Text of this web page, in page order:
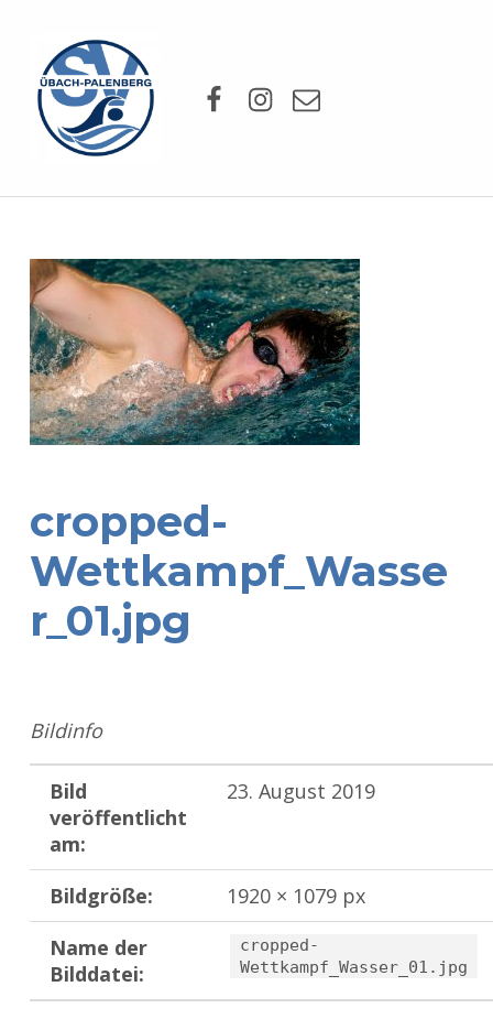
cropped-
Wettkampf_Wasse
r_01.jpg
Bildinfo
Bild
veröffentlicht
am:
23. August 2019
Bildgröße:
1920 × 1079 px
Name der
Bilddatei:
cropped-
Wettkampf_Wasser_01.jpg
Zurück zur Hauptnavigation springen